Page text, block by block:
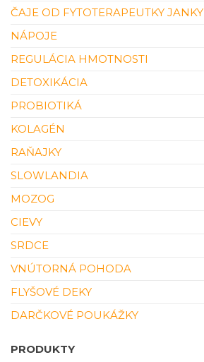
ČAJE OD FYTOTERAPEUTKY JANKY
NÁPOJE
REGULÁCIA HMOTNOSTI
DETOXIKÁCIA
PROBIOTIKÁ
KOLAGÉN
RAŇAJKY
SLOWLANDIA
MOZOG
CIEVY
SRDCE
VNÚTORNÁ POHODA
FLYŠOVÉ DEKY
DARČKOVÉ POUKÁŽKY
PRODUKTY